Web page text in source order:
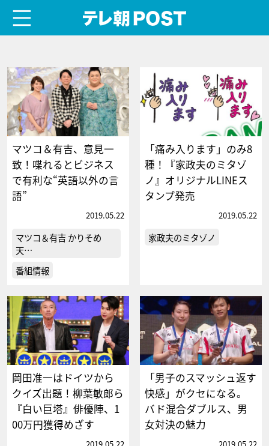
マツコ＆有吉、意見一
致！喋れるとビジネス
で有利な“英語以外の言
語”
2019.05.22
マツコ＆有吉 かりそめ
天…
番組情報
「痛み入ります」のみ8
種！『家政夫のミタゾ
ノ』オリジナルLINEス
タンプ発売
2019.05.22
家政夫のミタゾノ
岡田准一はドイツから
クイズ出題！柳葉敏郎ら
『白い巨塔』俳優陣、1
00万円獲得めざす
2019.05.22
「男子のスマッシュ返す
快感」がクセになる。
バド混合ダブルス、男
女対決の魅力
2019.05.22